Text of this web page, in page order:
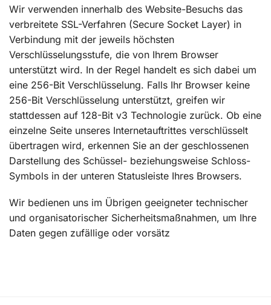
Wir verwenden innerhalb des Website-Besuchs das
verbreitete SSL-Verfahren (Secure Socket Layer) in
Verbindung mit der jeweils höchsten
Verschlüsselungsstufe, die von Ihrem Browser
unterstützt wird. In der Regel handelt es sich dabei um
eine 256-Bit Verschlüsselung. Falls Ihr Browser keine
256-Bit Verschlüsselung unterstützt, greifen wir
stattdessen auf 128-Bit v3 Technologie zurück. Ob eine
einzelne Seite unseres Internetauftrittes verschlüsselt
übertragen wird, erkennen Sie an der geschlossenen
Darstellung des Schüssel- beziehungsweise Schloss-
Symbols in der unteren Statusleiste Ihres Browsers.
Wir bedienen uns im Übrigen geeigneter technischer
und organisatorischer Sicherheitsmaßnahmen, um Ihre
Daten gegen zufällige oder vorsätz